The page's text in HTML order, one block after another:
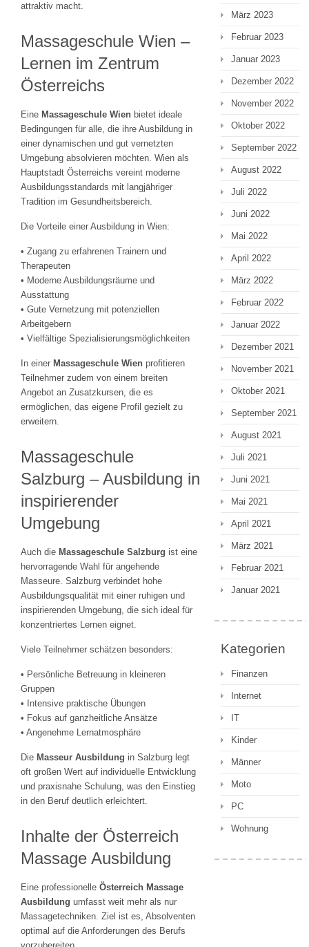
attraktiv macht.
Massageschule Wien –
Lernen im Zentrum
Österreichs
Eine Massageschule Wien bietet ideale
Bedingungen für alle, die ihre Ausbildung in
einer dynamischen und gut vernetzten
Umgebung absolvieren möchten. Wien als
Hauptstadt Österreichs vereint moderne
Ausbildungsstandards mit langjähriger
Tradition im Gesundheitsbereich.
Die Vorteile einer Ausbildung in Wien:
• Zugang zu erfahrenen Trainern und
Therapeuten
• Moderne Ausbildungsräume und
Ausstattung
• Gute Vernetzung mit potenziellen
Arbeitgebern
• Vielfältige Spezialisierungsmöglichkeiten
In einer Massageschule Wien profitieren
Teilnehmer zudem von einem breiten
Angebot an Zusatzkursen, die es
ermöglichen, das eigene Profil gezielt zu
erweitern.
Massageschule
Salzburg – Ausbildung in
inspirierender
Umgebung
Auch die Massageschule Salzburg ist eine
hervorragende Wahl für angehende
Masseure. Salzburg verbindet hohe
Ausbildungsqualität mit einer ruhigen und
inspirierenden Umgebung, die sich ideal für
konzentriertes Lernen eignet.
Viele Teilnehmer schätzen besonders:
• Persönliche Betreuung in kleineren
Gruppen
• Intensive praktische Übungen
• Fokus auf ganzheitliche Ansätze
• Angenehme Lernatmosphäre
Die Masseur Ausbildung in Salzburg legt
oft großen Wert auf individuelle Entwicklung
und praxisnahe Schulung, was den Einstieg
in den Beruf deutlich erleichtert.
Inhalte der Österreich
Massage Ausbildung
Eine professionelle Österreich Massage
Ausbildung umfasst weit mehr als nur
Massagetechniken. Ziel ist es, Absolventen
optimal auf die Anforderungen des Berufs
März 2023
Februar 2023
Januar 2023
Dezember 2022
November 2022
Oktober 2022
September 2022
August 2022
Juli 2022
Juni 2022
Mai 2022
April 2022
März 2022
Februar 2022
Januar 2022
Dezember 2021
November 2021
Oktober 2021
September 2021
August 2021
Juli 2021
Juni 2021
Mai 2021
April 2021
März 2021
Februar 2021
Januar 2021
Kategorien
Finanzen
Internet
IT
Kinder
Männer
Moto
PC
Wohnung